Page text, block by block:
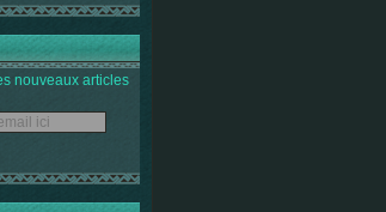
nouveaux articles